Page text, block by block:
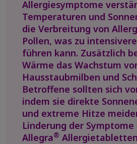
Allergiesymptome
Temperaturen und
die Verbreitung von
Pollen, was zu
führen kann. Zusätzlich
Wärme das Wachstum
Hausstaubmilben und
Betroffene sollten sich
indem sie direkte
und extreme Hitze
Linderung der Symptome
Allegra®